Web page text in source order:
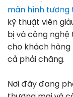
màn hình tương
kỹ thuật viên
bị và công nghệ
cho khách hàng
cả phải chăng.
Nơi đây đang